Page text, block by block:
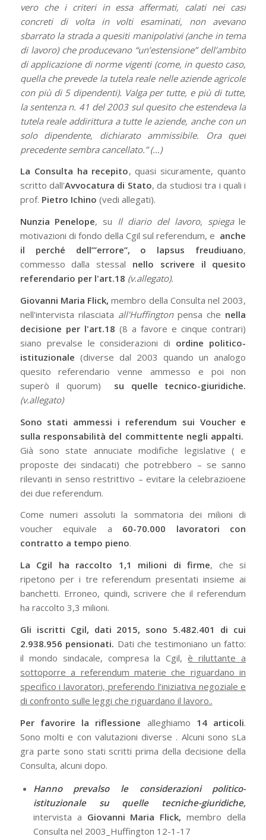
vero che i criteri in essa affermati, calati nei casi
concreti di volta in volti esaminati, non avevano
sbarrato la strada a quesiti manipolativi (anche in tema
di lavoro) che producevano “un’estensione” dell’ambito
di applicazione di norme vigenti (come, in questo caso,
quella che prevede la tutela reale nelle aziende agricole
con più di 5 dipendenti). Valga per tutte, e più di tutte,
la sentenza n. 41 del 2003 sul quesito che estendeva la
tutela reale addirittura a tutte le aziende, anche con un
solo dipendente, dichiarato ammissibile. Ora quel
precedente sembra cancellato.” (…)
La Consulta ha recepito, quasi sicuramente, quanto
scritto dall'Avvocatura di Stato, da studiosi tra i quali i
prof. Pietro Ichino (vedi allegati).
Nunzia Penelope, su Il diario del lavoro, spiegale
motivazioni di fondo della Cgil sul referendum, e anche
il perché dell’”errore”, o lapsus freudiuano,
commesso dalla stessal nello scrivere il quesito
referendario per l'art.18 (v.allegato).
Giovanni Maria Flick, membro della Consulta nel 2003,
nell'intervista rilasciata all'Huffingtonpensa che nella
decisione per l'art.18 (8 a favore e cinque contrari)
siano prevalse le considerazioni di ordine politico-
istituzionale (diverse dal 2003 quando un analogo
quesito referendario venne ammesso e poi non
superò il quorum) su quelle tecnico-giuridiche.
(v.allegato)
Sono stati ammessi i referendum sui Voucher e
sulla responsabilità del committente negli appalti.
Già sono state annuciate modifiche legislative ( e
proposte dei sindacati) che potrebbero – se sanno
rilevanti in senso restrittivo – evitare la celebrazioene
dei due referendum.
Come numeri assoluti la sommatoria dei milioni di
voucher equivale a 60-70.000 lavoratori con
contratto a tempo pieno.
La Cgil ha raccolto 1,1 milioni di firme, che si
ripetono per i tre referendum presentati insieme ai
banchetti. Erroneo, quindi, scrivere che il referendum
ha raccolto 3,3 milioni.
Gli iscritti Cgil, dati 2015, sono 5.482.401 di cui
2.938.956 pensionati. Dati che testimoniano un fatto:
il mondo sindacale, compresa la Cgil,è riluttante a
sottoporre a referendum materie che riguardano in
specifico i lavoratori, preferendo l’iniziativa negoziale e
di confronto sulle leggi che riguardano il lavoro..
Per favorire la riflessione alleghiamo 14 articoli.
Sono molti e con valutazioni diverse . Alcuni sono sLa
gra parte sono stati scritti prima della decisione della
Consulta, alcuni dopo.
Hanno prevalso le considerazioni politico-
istituzionale su quelle tecniche-giuridiche,
intervista a Giovanni Maria Flick, membro della
Consulta nel 2003_Huffington 12-1-17